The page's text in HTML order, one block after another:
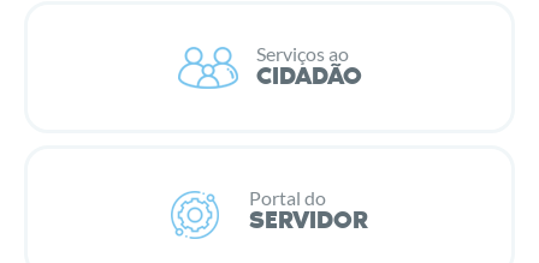
Serviços ao
CIDADÃO
Portal do
SERVIDOR